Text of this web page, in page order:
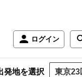
ログイン
発地を選択